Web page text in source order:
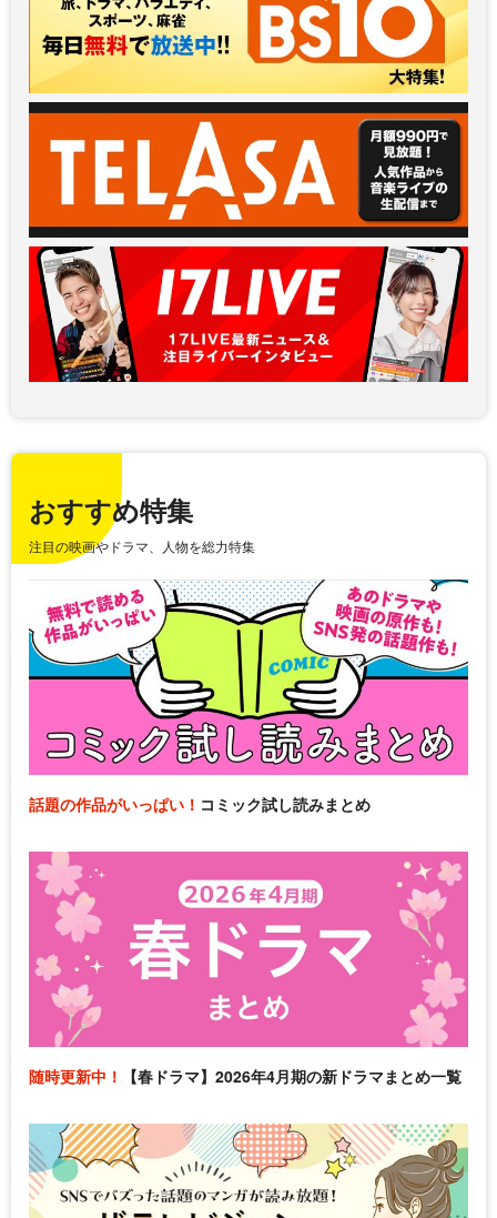
おすすめ特集
注目の映画やドラマ、人物を総力特集
話題の作品がいっぱい！ コミック試し読みまとめ
随時更新中！ 【春ドラマ】2026年4月期の新ドラマまとめ一覧